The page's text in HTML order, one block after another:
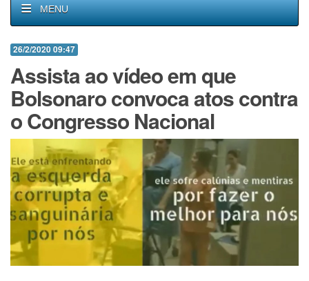
MENU
26/2/2020 09:47
Assista ao vídeo em que
Bolsonaro convoca atos contra
o Congresso Nacional